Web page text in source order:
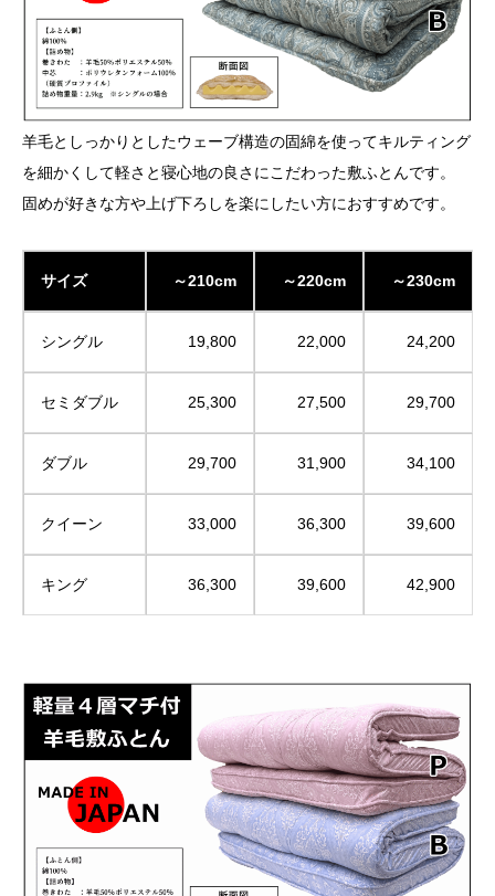
羊毛としっかりとしたウェーブ構造の固綿を使ってキルティング
を細かくして軽さと寝心地の良さにこだわった敷ふとんです。
固めが好きな方や上げ下ろしを楽にしたい方におすすめです。
サイズ ～210cm ～220cm ～230cm
シングル 19,800 22,000 24,200
セミダブル 25,300 27,500 29,700
ダブル 29,700 31,900 34,100
クイーン 33,000 36,300 39,600
キング 36,300 39,600 42,900